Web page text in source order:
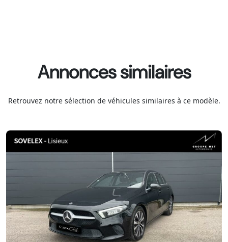
Annonces similaires
Retrouvez notre sélection de véhicules similaires à ce modèle.